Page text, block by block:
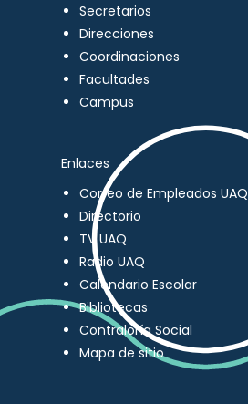
Secretarios
Direcciones
Coordinaciones
Facultades
Campus
Enlaces
Correo de Empleados UAQ
Directorio
TV UAQ
Radio UAQ
Calendario Escolar
Bibliotecas
Contraloría Social
Mapa de sitio